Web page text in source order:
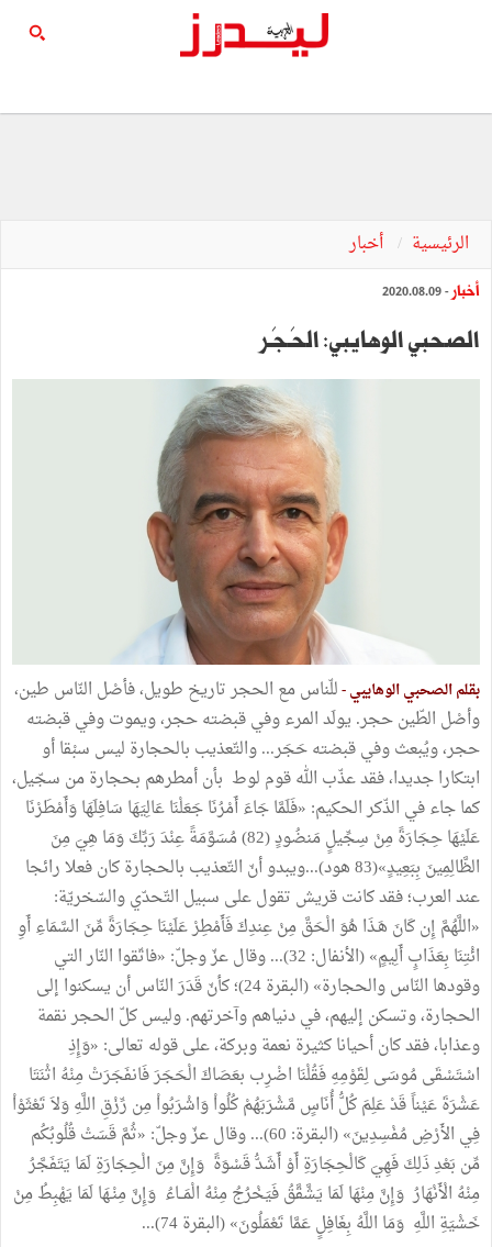
الرئيسية أخبار
أخبار - 2020.08.09
الصحبي الوهايبي: الحَـجَـر
بقلم الصحبي الوهايبي -للّناس مع الحجر تاريخ طويل، فأصْل النّاس طين،
وأصْل الطّين حجر. يولَد المرء وفي قبضته حجر، ويموت وفي قبضته
حجر، ويُبعث وفي قبضته حَجَر... والتّعذيب بالحجارة ليس سبْقا أو
ابتكارا جديدا، فقد عذّب الله قوم لوط بأن أمطرهم بحجارة من سجّيل،
كما جاء في الذّكر الحكيم: «فَلَمَّا جَاءَ أَمْرُنَا جَعَلْنَا عَالِيَهَا سَافِلَهَا وَأَمْطَرْنَا
عَلَيْهَا حِجَارَةً مِنْ سِجِّيلٍ مَنضُودٍ (82) مُسَوَّمَةً عِنْدَ رَبِّكَ وَمَا هِيَ مِنَ
الظَّالِمِينَ بِبَعِيدٍ»(83 هود)...ويبدو أنّ التّعذيب بالحجارة كان فعلا رائجا
عند العرب؛ فقد كانت قريش تقول على سبيل التّحدّي والسّخريّة:
«اللَّهُمَّ إِن كَانَ هَـذَا هُوَ الْحَقَّ مِنْ عِندِكَ فَأَمْطِرْ عَلَيْنَا حِجَارَةً مِّنَ السَّمَاءِ أَوِ
ائْتِنَا بِعَذَابٍ أَلِيمٍ» (الأنفال: 32)... وقال عزّ وجلّ: «فاتّقوا النّار التي
وقودها النّاس والحجارة» (البقرة 24)؛ كأنّ قَدَرَ النّاس أن يسكنوا إلى
الحجارة، وتسكن إليهم، في دنياهم وآخرتهم. وليس كلّ الحجر نقمة
وعذابا، فقد كان أحيانا كثيرة نعمة وبركة، على قوله تعالى: «وَإِذِ
اسْتَسْقَى مُوسَى لِقَوْمِهِ فَقُلْنَا اضْرِب بعَصَاكَ الْحَجَرَ فَانفَجَرَتْ مِنْهُ اثْنَتَا
عَشْرَةَ عَيْناً قَدْ عَلِمَ كُلُّ أُنَاسٍ مَّشْرَبَهُمْ كُلُواْ وَاشْرَبُواْ مِن رِّزْقِ اللَّهِ وَلاَ تَعْثَوْاْ
فِي الأَرْضِ مُفْسِدِينَ» (البقرة: 60)... وقال عزّ وجلّ: «ثُمَّ قَسَتْ قُلُوبُكُم
مِّن بَعْدِ ذَلِكَ فَهِيَ كَالْحِجَارَةِ أَوْ أَشَدُّ قَسْوَةً وَإِنَّ مِنَ الْحِجَارَةِ لَمَا يَتَفَجَّرُ
مِنْهُ الْأَنْهَارُ وَإِنَّ مِنْهَا لَمَا يَشَّقَّقُ فَيَخْرُجُ مِنْهُ الْمَــاءُ وَإِنَّ مِنْـهَا لَمَا يَهْبِطُ مِنْ
خَشْيَةِ اللَّهِ وَمَا اللَّهُ بِغَافِلٍ عَمَّا تَعْمَلُونَ» (البقرة 74)...